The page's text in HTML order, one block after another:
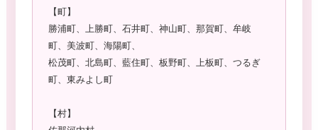
【町】
勝浦町、上勝町、石井町、神山町、那賀町、牟岐
町、美波町、海陽町、
松茂町、北島町、藍住町、板野町、上板町、つるぎ
町、東みよし町
【村】